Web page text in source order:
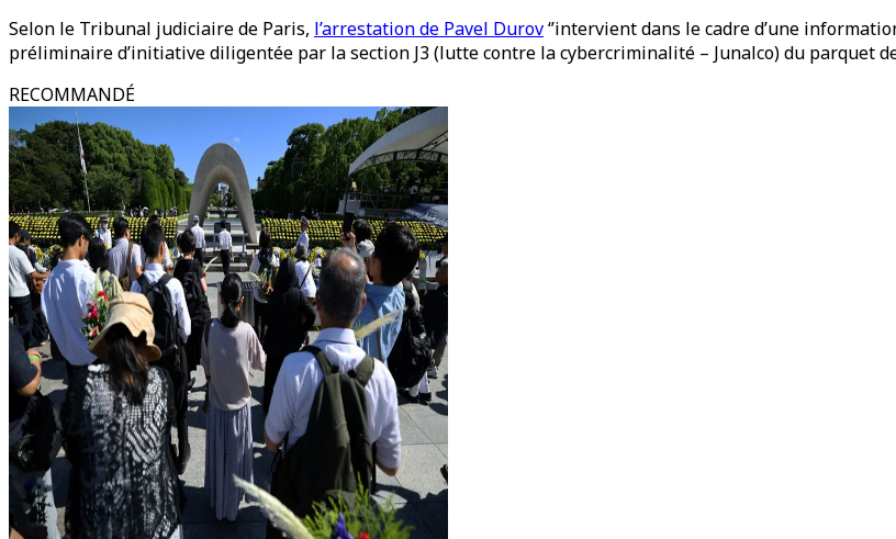
Selon le Tribunal judiciaire de Paris, l’arrestation de Pavel Durov‘’intervient dans le cadre d’une
préliminaire d’initiative diligentée par la section J3 (lutte contre la cybercriminalité – Junalco) du parquet de
RECOMMANDÉ